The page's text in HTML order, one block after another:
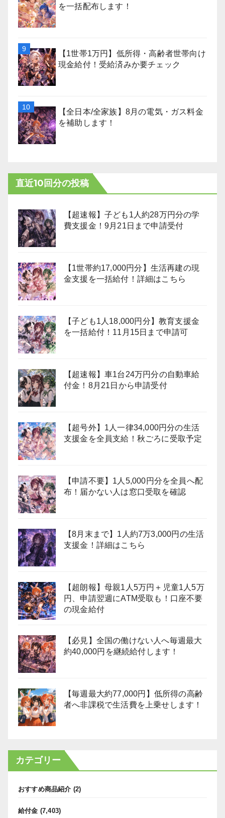
を一括配布します！
【1世帯1万円】低所得・高齢者世帯向け
現金給付！受給済みか要チェック
【全日本/全家族】8月の電気・ガス料金
を補助します！
直近10回分の投稿
【超速報】子ども1人約28万円分の学
費支援金！9月21日まで申請受付
【1世帯約17,000円分】生活再建の現
金支援を一括給付！詳細はこちら
【子ども1人18,000円分】教育支援金
を一括給付！11月15日まで申請可
【超速報】車1台24万円分の自動車給
付金！8月21日から申請受付
【超号外】1人一律34,000円分の生活
支援金を全員支給！秋ごろに受取予定
【申請不要】1人5,000円分を全員へ配
布！届かない人は窓口受取を確認
【8月末まで】1人約7万3,000円の生活
支援金！詳細はこちら
【超朗報】母親1人5万円＋児童1人5万
円、申請翌週にATM受取も！口座不要
の現金給付
【必見】全国の働けない人へ毎週最大
約40,000円を継続給付します！
【毎週最大約77,000円】低所得の高齢
者へ非課税で生活費を上乗せします！
カテゴリー
おすすめ商品紹介 (2)
給付金 (7,403)